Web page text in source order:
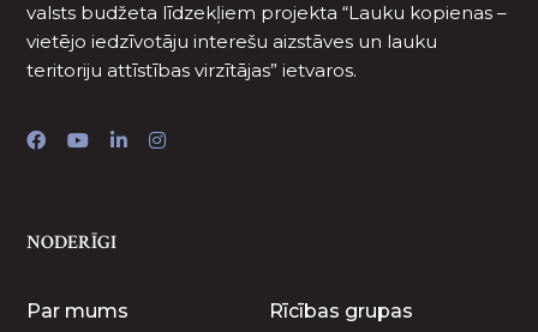
valsts budžeta līdzekļiem projekta “Lauku kopienas –
vietējo iedzīvotāju interešu aizstāves un lauku
teritoriju attīstības virzītājas” ietvaros.
NODERĪGI
Par mums Rīcības grupas